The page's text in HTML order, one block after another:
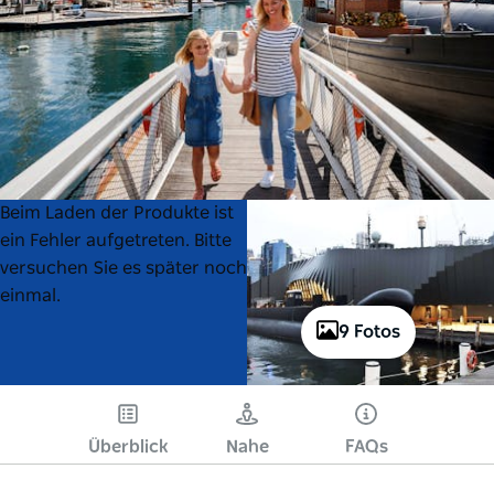
9 Fotos
Product
List
Product
List
Beim Laden der Produkte ist
ein Fehler aufgetreten. Bitte
versuchen Sie es später noch
einmal.
Überblick Nahe FAQs